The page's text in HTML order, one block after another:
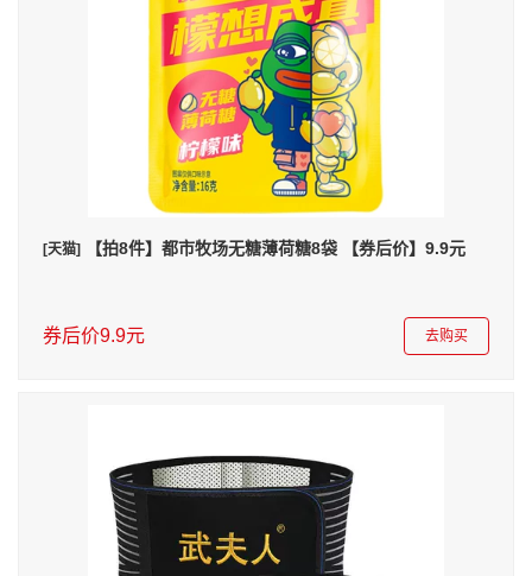
[天猫] 【拍8件】都市牧场无糖薄荷糖8袋 【券后价】9.9元
券后价9.9元 去购买